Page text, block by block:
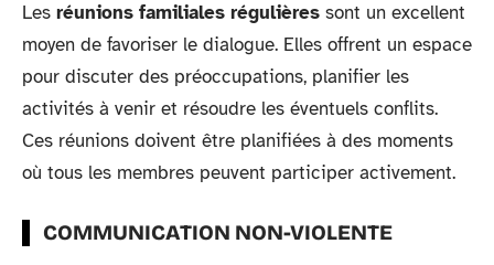
Les réunions familiales régulières sont un excellent
moyen de favoriser le dialogue. Elles offrent un espace
pour discuter des préoccupations, planifier les
activités à venir et résoudre les éventuels conflits.
Ces réunions doivent être planifiées à des moments
où tous les membres peuvent participer activement.
COMMUNICATION NON-VIOLENTE